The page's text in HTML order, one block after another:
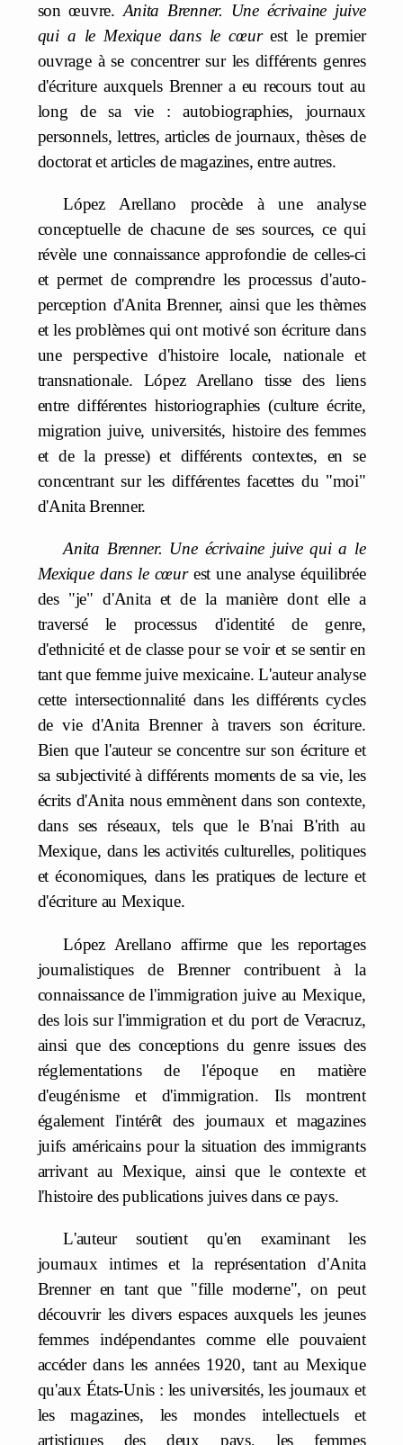
son œuvre. Anita Brenner. Une écrivaine juive
qui a le Mexique dans le cœurest le premier
ouvrage à se concentrer sur les différents genres
d'écriture auxquels Brenner a eu recours tout au
long de sa vie : autobiographies, journaux
personnels, lettres, articles de journaux, thèses de
doctorat et articles de magazines, entre autres.
López Arellano procède à une analyse
conceptuelle de chacune de ses sources, ce qui
révèle une connaissance approfondie de celles-ci
et permet de comprendre les processus d'auto-
perception d'Anita Brenner, ainsi que les thèmes
et les problèmes qui ont motivé son écriture dans
une perspective d'histoire locale, nationale et
transnationale. López Arellano tisse des liens
entre différentes historiographies (culture écrite,
migration juive, universités, histoire des femmes
et de la presse) et différents contextes, en se
concentrant sur les différentes facettes du "moi"
d'Anita Brenner.
Anita Brenner. Une écrivaine juive qui a le
Mexique dans le cœurest une analyse équilibrée
des "je" d'Anita et de la manière dont elle a
traversé le processus d'identité de genre,
d'ethnicité et de classe pour se voir et se sentir en
tant que femme juive mexicaine. L'auteur analyse
cette intersectionnalité dans les différents cycles
de vie d'Anita Brenner à travers son écriture.
Bien que l'auteur se concentre sur son écriture et
sa subjectivité à différents moments de sa vie, les
écrits d'Anita nous emmènent dans son contexte,
dans ses réseaux, tels que le B'nai B'rith au
Mexique, dans les activités culturelles, politiques
et économiques, dans les pratiques de lecture et
d'écriture au Mexique.
López Arellano affirme que les reportages
journalistiques de Brenner contribuent à la
connaissance de l'immigration juive au Mexique,
des lois sur l'immigration et du port de Veracruz,
ainsi que des conceptions du genre issues des
réglementations de l'époque en matière
d'eugénisme et d'immigration. Ils montrent
également l'intérêt des journaux et magazines
juifs américains pour la situation des immigrants
arrivant au Mexique, ainsi que le contexte et
l'histoire des publications juives dans ce pays.
L'auteur soutient qu'en examinant les
journaux intimes et la représentation d'Anita
Brenner en tant que "fille moderne", on peut
découvrir les divers espaces auxquels les jeunes
femmes indépendantes comme elle pouvaient
accéder dans les années 1920, tant au Mexique
qu'aux États-Unis : les universités, les journaux et
les magazines, les mondes intellectuels et
artistiques des deux pays, les femmes